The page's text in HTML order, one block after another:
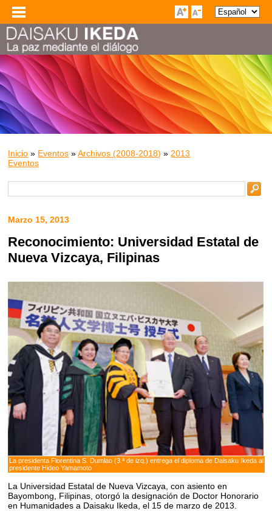
Inicio » Eventos »Archivos (2008-2018) » 2013
Eventos
Marzo 15, 2013
Reconocimiento: Universidad Estatal de
Nueva Vizcaya, Filipinas
La presidenta Florentina S. Dumlao (3.ª de izq.) entrega el diploma de Daisaku Ikeda al
presidente Hideo Yamamoto
La Universidad Estatal de Nueva Vizcaya, con asiento en
Bayombong, Filipinas, otorgó la designación de Doctor Honorario
en Humanidades a Daisaku Ikeda, el 15 de marzo de 2013.